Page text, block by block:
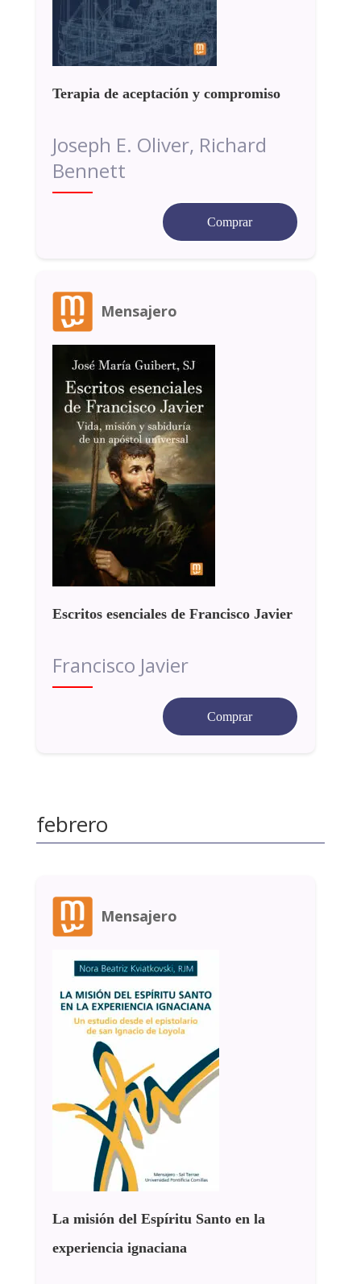
Terapia de aceptación y compromiso
Joseph E. Oliver, Richard
Bennett
Comprar
Mensajero
Escritos esenciales de Francisco Javier
Francisco Javier
Comprar
febrero
Mensajero
La misión del Espíritu Santo en la
experiencia ignaciana